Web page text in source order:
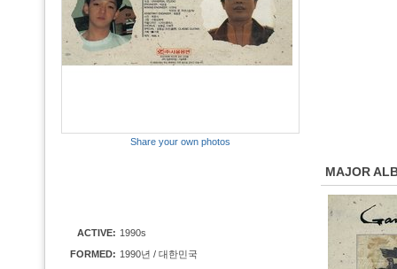
Share your own photos
ACTIVE: 1990s
FORMED: 1990년 / 대한민국
MAJOR